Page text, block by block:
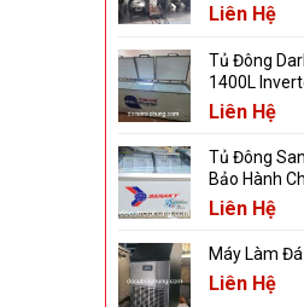
Liên Hệ
Tủ Đông
1400L
Liên Hệ
Tủ Đông
Bảo Hành
Liên Hệ
Máy Làm
Liên Hệ